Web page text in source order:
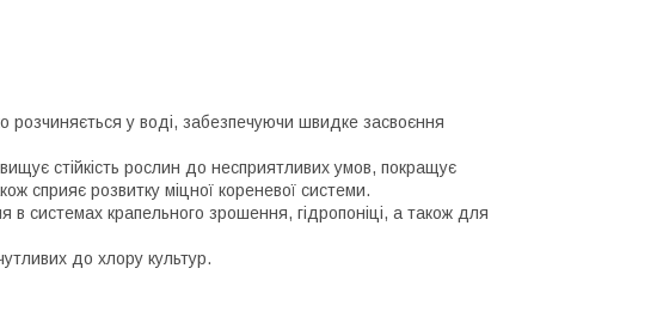
розчиняється у воді, забезпечуючи швидке засвоєння
стійкість рослин до несприятливих умов, покращує
сприяє розвитку міцної кореневої системи.
в системах крапельного зрошення, гідропоніці, а також для
до хлору культур.